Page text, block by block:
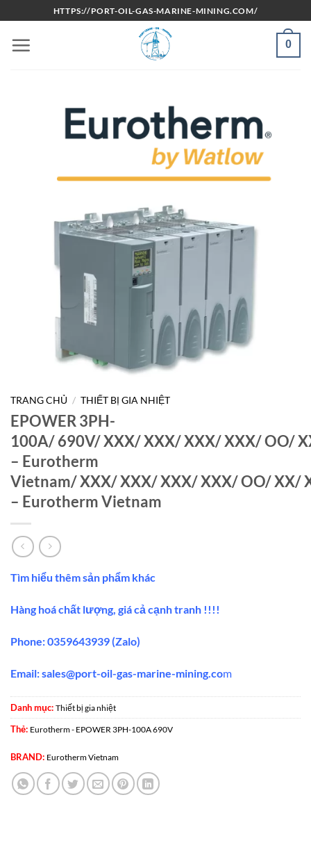
qua
nội
HTTPS://PORT-OIL-GAS-MARINE-MINING.COM/
0
TRANG CHỦ / THIẾT BỊ GIA NHIỆT
EPOWER 3PH-
100A/ 690V/ XXX/ XXX/ XXX/ XXX/ OO/
– Eurotherm
Vietnam/ XXX/ XXX/ XXX/ XXX/ OO/ XX/
– Eurotherm Vietnam
Tìm hiểu thêm sản phẩm khác
Hàng hoá chất lượng, giá cả cạnh tranh !!!!
Phone: 0359643939 (Zalo)
Email:sales@port-oil-gas-marine-mining.com
Danh mục: Thiết bị gia nhiệt
Thẻ: Eurotherm - EPOWER 3PH-100A 690V
BRAND: Eurotherm Vietnam